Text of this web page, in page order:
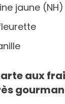
jaune (NH)
aux